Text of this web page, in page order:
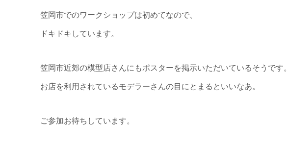
笠岡市でのワークショップは初めてなので、
ドキドキしています。
笠岡市近郊の模型店さんにもポスターを掲示いただいているそうです。
お店を利用されているモデラーさんの目にとまるといいなあ。
ご参加お待ちしています。